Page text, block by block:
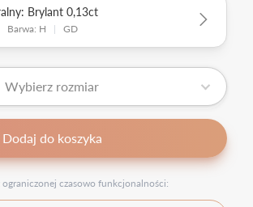
Brylant 0,13ct
Barwa: H | GD
Wybierz rozmiar
Dodaj do koszyka
ograniczonej czasowo funkcjonalności: